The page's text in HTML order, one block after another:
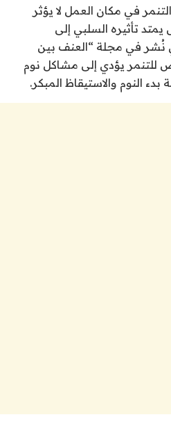
في مكان العمل لا يؤثر
تأثيره السلبي إلى
نُشر في مجلة “العنف بين
للتنمر يؤدي إلى مشاكل نوم
النوم والاستيقاظ المبكر.